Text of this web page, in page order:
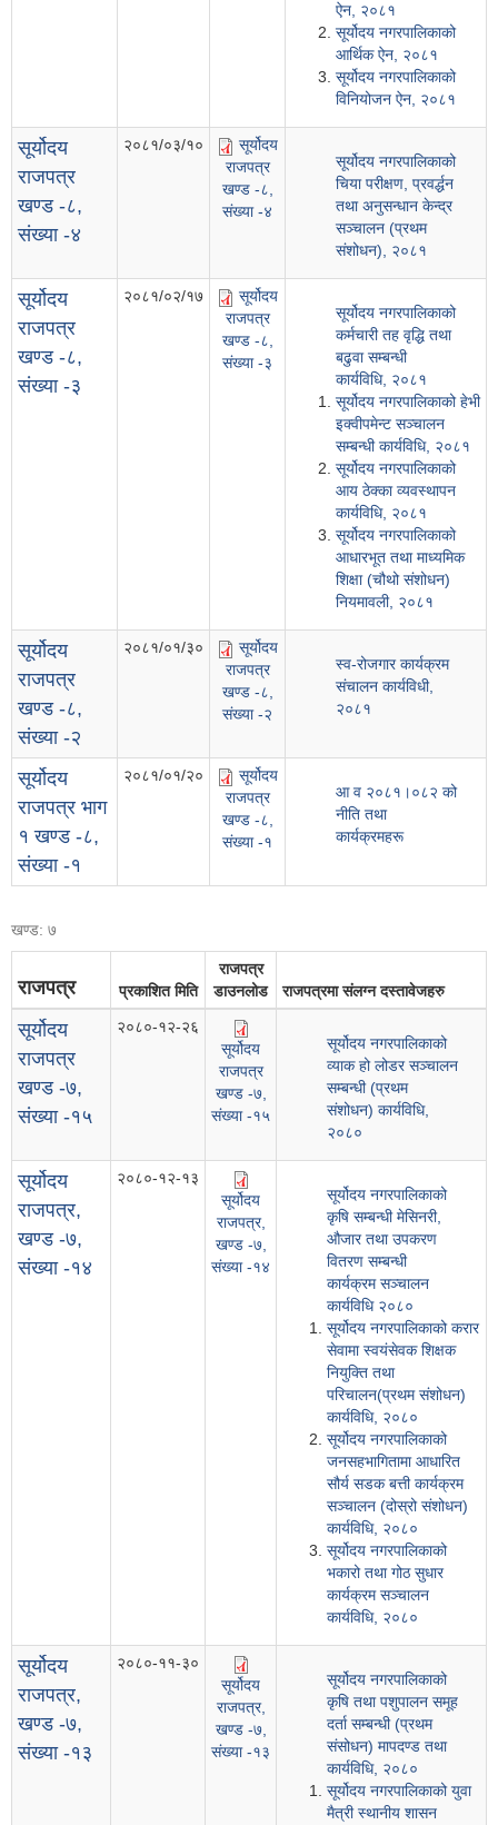
ऐन, २०८१
सूर्योदय नगरपालिकाको
आर्थिक ऐन, २०८१
सूर्योदय नगरपालिकाको
विनियोजन ऐन, २०८१
सूर्योदय
राजपत्र
खण्ड -८,
संख्या -४
२०८१/०३/१०
सूर्योदय
राजपत्र
खण्ड -८,
संख्या -४
सूर्योदय नगरपालिकाको
चिया परीक्षण, प्रवर्द्धन
तथा अनुसन्धान केन्द्र
सञ्चालन (प्रथम
संशोधन), २०८१
सूर्योदय
राजपत्र
खण्ड -८,
संख्या -३
२०८१/०२/१७
सूर्योदय
राजपत्र
खण्ड -८,
संख्या -३
सूर्योदय नगरपालिकाको
कर्मचारी तह वृद्धि तथा
बढुवा सम्बन्धी
कार्यविधि, २०८१
सूर्योदय नगरपालिकाको हेभी
इक्वीपमेन्ट सञ्चालन
सम्बन्धी कार्यविधि, २०८१
सूर्योदय नगरपालिकाको
आय ठेक्का व्यवस्थापन
कार्यविधि, २०८१
सूर्योदय नगरपालिकाको
आधारभूत तथा माध्यमिक
शिक्षा (चौथो संशोधन)
नियमावली, २०८१
सूर्योदय
राजपत्र
खण्ड -८,
संख्या -२
२०८१/०१/३०
सूर्योदय
राजपत्र
खण्ड -८,
संख्या -२
स्व-रोजगार कार्यक्रम
संचालन कार्यविधी,
२०८१
सूर्योदय
राजपत्र भाग
१ खण्ड -८,
संख्या -१
२०८१/०१/२०
सूर्योदय
राजपत्र
खण्ड -८,
संख्या -१
आ व २०८१।०८२ को
नीति तथा
कार्यक्रमहरू
खण्ड: ७
राजपत्र प्रकाशित मिति
राजपत्र
डाउनलोड
राजपत्रमा संलग्न दस्तावेजहरु
सूर्योदय
राजपत्र
खण्ड -७,
संख्या -१५
२०८०-१२-२६
सूर्योदय
राजपत्र
खण्ड -७,
संख्या -१५
सूर्योदय नगरपालिकाको
व्याक हो लोडर सञ्चालन
सम्बन्धी (प्रथम
संशोधन) कार्यविधि,
२०८०
सूर्योदय
राजपत्र,
खण्ड -७,
संख्या -१४
२०८०-१२-१३
सूर्योदय
राजपत्र,
खण्ड -७,
संख्या -१४
सूर्योदय नगरपालिकाको
कृषि सम्बन्धी मेसिनरी,
औजार तथा उपकरण
वितरण सम्बन्धी
कार्यक्रम सञ्चालन
कार्यविधि २०८०
सूर्योदय नगरपालिकाको करार
सेवामा स्वयंसेवक शिक्षक
नियुक्ति तथा
परिचालन(प्रथम संशोधन)
कार्यविधि, २०८०
सूर्योदय नगरपालिकाको
जनसहभागितामा आधारित
सौर्य सडक बत्ती कार्यक्रम
सञ्चालन (दोस्रो संशोधन)
कार्यविधि, २०८०
सूर्योदय नगरपालिकाको
भकारो तथा गोठ सुधार
कार्यक्रम सञ्चालन
कार्यविधि, २०८०
सूर्योदय
राजपत्र,
खण्ड -७,
संख्या -१३
२०८०-११-३०
सूर्योदय
राजपत्र,
खण्ड -७,
संख्या -१३
सूर्योदय नगरपालिकाको
कृषि तथा पशुपालन समूह
दर्ता सम्बन्धी (प्रथम
संसोधन) मापदण्ड तथा
कार्यविधि, २०८०
सूर्योदय नगरपालिकाको युवा
मैत्री स्थानीय शासन